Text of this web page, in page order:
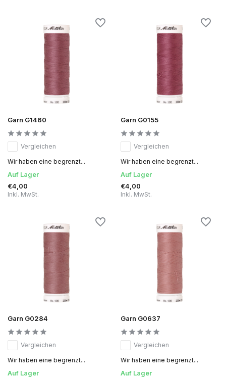
Garn G1460
Vergleichen
Wir haben eine begrenzt...
Auf Lager
€4,00
Inkl. MwSt.
Garn G0155
Vergleichen
Wir haben eine begrenzt...
Auf Lager
€4,00
Inkl. MwSt.
Garn G0284
Vergleichen
Wir haben eine begrenzt...
Auf Lager
Garn G0637
Vergleichen
Wir haben eine begrenzt...
Auf Lager